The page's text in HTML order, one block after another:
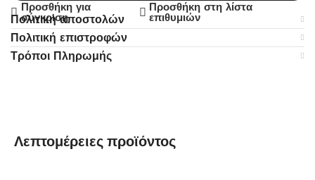
Προσθήκη για
σύγκριση
Προσθήκη στη λίστα
επιθυμιών
Πολιτική αποστολών
Πολιτική επιστροφών
Τρόποι Πληρωμής
Λεπτομέρειες προϊόντος